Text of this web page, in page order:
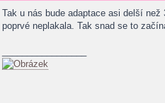
Tak u nás bude adaptace asi delší
poprvé neplakala. Tak snad se to